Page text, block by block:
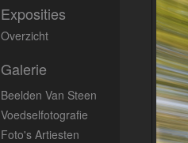
Exposities
Overzicht
Galerie
Beelden Van Steen
Voedselfotografie
Foto's Artiesten